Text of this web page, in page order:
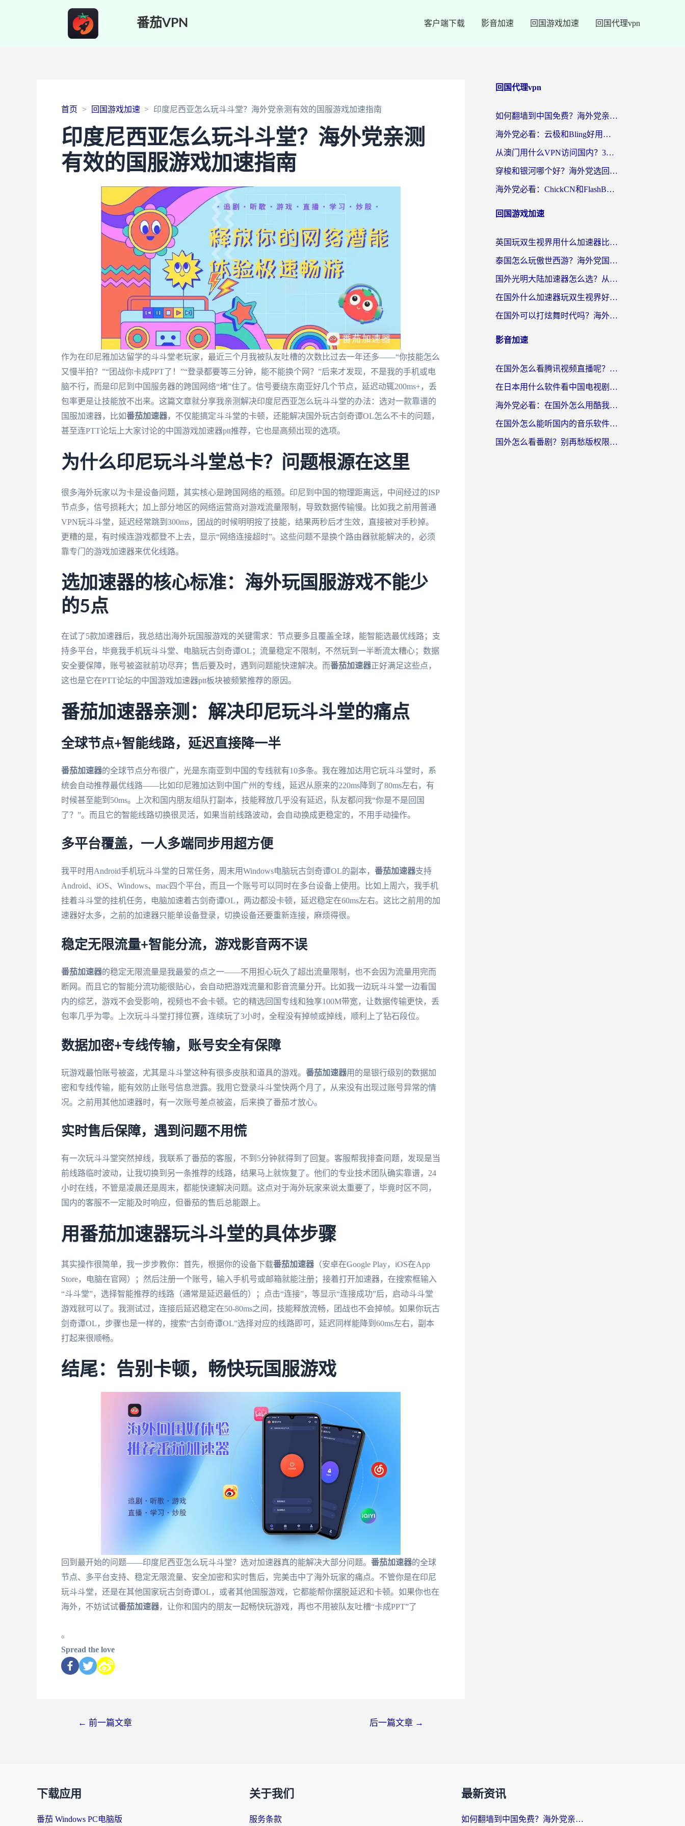
番茄VPN 客户端下载 影音加速 回国游戏加速 回国代理vpn
首页 回国游戏加速 印度尼西亚怎么玩斗斗堂？海外党亲测有效的国服游戏加速指南
印度尼西亚怎么玩斗斗堂？海外党亲测
有效的国服游戏加速指南
作为在印尼雅加达留学的斗斗堂老玩家，最近三个月我被队友吐槽的次数比过去一年还多——“你技能怎么
又慢半拍？”“团战你卡成PPT了！”“登录都要等三分钟，能不能换个网？”后来才发现，不是我的手机或电
脑不行，而是印尼到中国服务器的跨国网络“堵”住了。信号要绕东南亚好几个节点，延迟动辄200ms+，丢
包率更是让技能放不出来。这篇文章就分享我亲测解决印度尼西亚怎么玩斗斗堂的办法：选对一款靠谱的
国服加速器，比如番茄加速器，不仅能搞定斗斗堂的卡顿，还能解决国外玩古剑奇谭OL怎么不卡的问题，
甚至连PTT论坛上大家讨论的中国游戏加速器ptt推荐，它也是高频出现的选项。
为什么印尼玩斗斗堂总卡？问题根源在这里
很多海外玩家以为卡是设备问题，其实核心是跨国网络的瓶颈。印尼到中国的物理距离远，中间经过的ISP
节点多，信号损耗大；加上部分地区的网络运营商对游戏流量限制，导致数据传输慢。比如我之前用普通
VPN玩斗斗堂，延迟经常跳到300ms，团战的时候明明按了技能，结果两秒后才生效，直接被对手秒掉。
更糟的是，有时候连游戏都登不上去，显示“网络连接超时”。这些问题不是换个路由器就能解决的，必须
靠专门的游戏加速器来优化线路。
选加速器的核心标准：海外玩国服游戏不能少
的5点
在试了5款加速器后，我总结出海外玩国服游戏的关键需求：节点要多且覆盖全球，能智能选最优线路；支
持多平台，毕竟我手机玩斗斗堂、电脑玩古剑奇谭OL；流量稳定不限制，不然玩到一半断流太糟心；数据
安全要保障，账号被盗就前功尽弃；售后要及时，遇到问题能快速解决。而番茄加速器正好满足这些点，
这也是它在PTT论坛的中国游戏加速器ptt板块被频繁推荐的原因。
番茄加速器亲测：解决印尼玩斗斗堂的痛点
全球节点+智能线路，延迟直接降一半
番茄加速器的全球节点分布很广，光是东南亚到中国的专线就有10多条。我在雅加达用它玩斗斗堂时，系
统会自动推荐最优线路——比如印尼雅加达到中国广州的专线，延迟从原来的220ms降到了80ms左右，有
时候甚至能到50ms。上次和国内朋友组队打副本，技能释放几乎没有延迟，队友都问我“你是不是回国
了？”。而且它的智能线路切换很灵活，如果当前线路波动，会自动换成更稳定的，不用手动操作。
多平台覆盖，一人多端同步用超方便
我平时用Android手机玩斗斗堂的日常任务，周末用Windows电脑玩古剑奇谭OL的副本， 番茄加速器支持
Android、iOS、Windows、mac四个平台，而且一个账号可以同时在多台设备上使用。比如上周六，我手机
挂着斗斗堂的挂机任务，电脑加速着古剑奇谭OL，两边都没卡顿，延迟稳定在60ms左右。这比之前用的加
速器好太多，之前的加速器只能单设备登录，切换设备还要重新连接，麻烦得很。
稳定无限流量+智能分流，游戏影音两不误
番茄加速器的稳定无限流量是我最爱的点之一——不用担心玩久了超出流量限制，也不会因为流量用完而
断网。而且它的智能分流功能很贴心，会自动把游戏流量和影音流量分开。比如我一边玩斗斗堂一边看国
内的综艺，游戏不会受影响，视频也不会卡顿。它的精选回国专线和独享100M带宽，让数据传输更快，丢
包率几乎为零。上次玩斗斗堂打排位赛，连续玩了3小时，全程没有掉帧或掉线，顺利上了钻石段位。
数据加密+专线传输，账号安全有保障
玩游戏最怕账号被盗，尤其是斗斗堂这种有很多皮肤和道具的游戏。 番茄加速器用的是银行级别的数据加
密和专线传输，能有效防止账号信息泄露。我用它登录斗斗堂快两个月了，从来没有出现过账号异常的情
况。之前用其他加速器时，有一次账号差点被盗，后来换了番茄才放心。
实时售后保障，遇到问题不用慌
有一次玩斗斗堂突然掉线，我联系了番茄的客服，不到5分钟就得到了回复。客服帮我排查问题，发现是当
前线路临时波动，让我切换到另一条推荐的线路，结果马上就恢复了。他们的专业技术团队确实靠谱，24
小时在线，不管是凌晨还是周末，都能快速解决问题。这点对于海外玩家来说太重要了，毕竟时区不同，
国内的客服不一定能及时响应，但番茄的售后总能跟上。
用番茄加速器玩斗斗堂的具体步骤
其实操作很简单，我一步步教你：首先，根据你的设备下载番茄加速器（安卓在Google Play，iOS在App
Store，电脑在官网）；然后注册一个账号，输入手机号或邮箱就能注册；接着打开加速器，在搜索框输入
“斗斗堂”，选择智能推荐的线路（通常是延迟最低的）；点击“连接”，等显示“连接成功”后，启动斗斗堂
游戏就可以了。我测试过，连接后延迟稳定在50-80ms之间，技能释放流畅，团战也不会掉帧。如果你玩古
剑奇谭OL，步骤也是一样的，搜索“古剑奇谭OL”选择对应的线路即可，延迟同样能降到60ms左右，副本
打起来很顺畅。
结尾：告别卡顿，畅快玩国服游戏
回到最开始的问题——印度尼西亚怎么玩斗斗堂？选对加速器真的能解决大部分问题。 番茄加速器的全球
节点、多平台支持、稳定无限流量、安全加密和实时售后，完美击中了海外玩家的痛点。不管你是在印尼
玩斗斗堂，还是在其他国家玩古剑奇谭OL，或者其他国服游戏，它都能帮你摆脱延迟和卡顿。如果你也在
海外，不妨试试番茄加速器，让你和国内的朋友一起畅快玩游戏，再也不用被队友吐槽“卡成PPT”了
。
Spread the love
← 前一篇文章 后一篇文章 →
回国代理vpn
如何翻墙到中国免费？海外党亲测：从踩坑到选对加速器的全攻略
海外党必看：云极和Bling好用吗？3分钟教你选对回国加速器
从澳门用什么VPN访问国内？3个实用标准帮你避开坑，无缝刷剧听歌
穿梭和银河哪个好？海外党选回国加速器的避坑指南，附番茄加速器实测体验
海外党必看：ChickCN和FlashBack好用吗？3招教你选对回国加速器（附云极、HomeCN、斧牛vs艾果对比）
回国游戏加速
英国玩双生视界用什么加速器比较好？海外党亲测有效的国服游戏加速方案
泰国怎么玩傲世西游？海外党国服游戏加速终极攻略（附光明大陆量子特攻实测）
国外光明大陆加速器怎么选？从卡顿到丝滑的终极指南（含德国玩走开外星人墨西哥玩俄罗斯方块技巧）
在国外什么加速器玩双生视界好用？海外党亲测不踩坑的终极指南
在国外可以打炫舞时代吗？海外玩家国服游戏加速全攻略（附实测推荐）
影音加速
在国外怎么看腾讯视频直播呢？留学生亲测有效的回国加速指南
在日本用什么软件看中国电视剧呢？留学生亲测有效的回国加速方案
海外党必看：在国外怎么用酷我音乐听音乐？告别“地区不支持”的实用指南
在国外怎么能听国内的音乐软件？别让版权限制断了你的“中文歌单”
国外怎么看番剧？别再愁版权限制！一个工具解决所有回国追剧难题
下载应用
番茄 Windows PC电脑版
关于我们
服务条款
最新资讯
如何翻墙到中国免费？海外党亲测：从踩坑到选对加速器的全攻略